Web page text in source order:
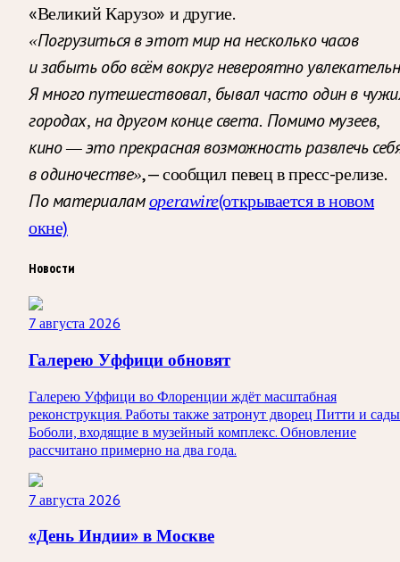
«Великий Карузо» и другие.
«Погрузиться в этот мир на несколько часов
и забыть обо всём вокруг невероятно
Я много путешествовал, бывал часто один в
городах, на другом конце света. Помимо музеев,
кино — это прекрасная возможность развлечь
в одиночестве», — сообщил певец в пресс-релизе.
По материаламoperawire(открывается в новом
окне)
Новости
7 августа 2026
Галерею Уффици обновят
Галерею Уффици во Флоренции ждёт масштабная
реконструкция. Работы также затронут дворец Питти и сады
Боболи, входящие в музейный комплекс. Обновление
рассчитано примерно на два года.
7 августа 2026
«День Индии» в Москве